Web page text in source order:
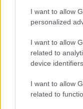
I want to allow
personalized
I want to allow
related to
device
I want to allow
related to
Korona Trójczyce vs.
transmisja
Wynik meczu Korona
stronie zaraz po jego
zajrzyj tutaj:Korona
składy, strzelcy
Jeżeli w internecie lub
Jarosław > Klasa A
naszym portalu. Możliwe